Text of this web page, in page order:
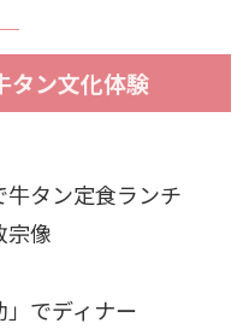
タン文化体験
タン定食ランチ
宗像
でディナー